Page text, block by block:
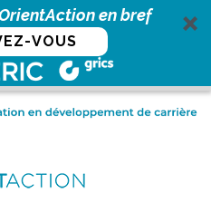
en bref
VOUS